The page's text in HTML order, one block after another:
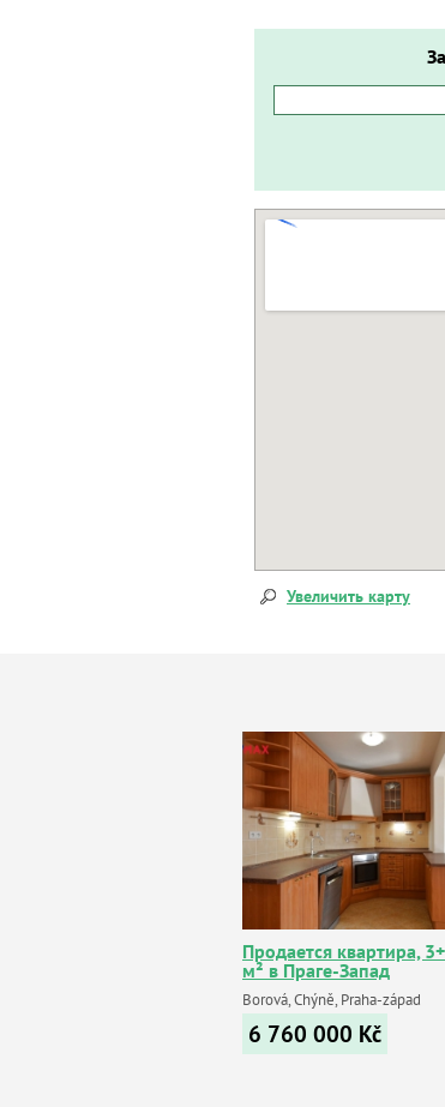
Увеличить карту
Продается квартира,
м² в Праге-Запад
Borová, Chýně, Praha-západ
6 760 000 Kč